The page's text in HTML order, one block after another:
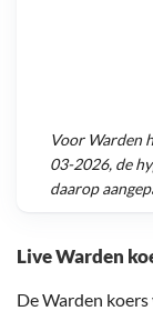
Live Warden
De Warden koers
Voor Warden
03-2026, de
daarop